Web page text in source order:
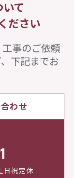
て
ださい
事のご依頼
下記までお
わせ
祝定休